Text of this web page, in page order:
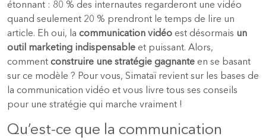
étonnant : 80 % des internautes regarderont une vidéo
quand seulement 20 % prendront le temps de lire un
article. Eh oui, la communication vidéo est désormais un
outil marketing indispensable et puissant. Alors,
comment construire une stratégie gagnante en se basant
sur ce modèle ? Pour vous, Simataï revient sur les bases de
la communication vidéo et vous livre tous ses conseils
pour une stratégie qui marche vraiment !
Qu’est-ce que la communication